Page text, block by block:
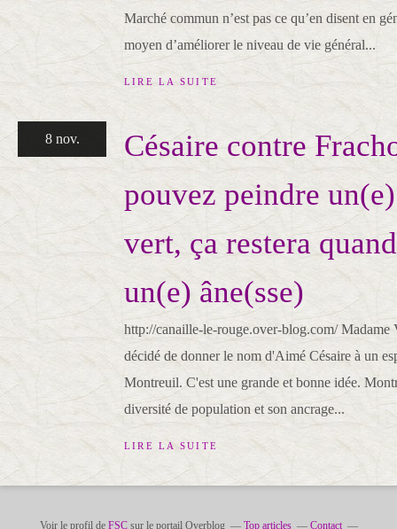
Marché commun n’est pas ce qu’en disent en
moyen d’améliorer le niveau de vie général...
LIRE LA SUITE
8 nov.
Césaire contre
pouvez peindre
vert, ça restera
un(e) âne(sse)
http://canaille-le-rouge.over-blog.com/ Madame
décidé de donner le nom d'Aimé Césaire à un
Montreuil. C'est une grande et bonne idée.
diversité de population et son ancrage...
LIRE LA SUITE
Voir le profil de FSCsur le portail Overblog Top articles Contact